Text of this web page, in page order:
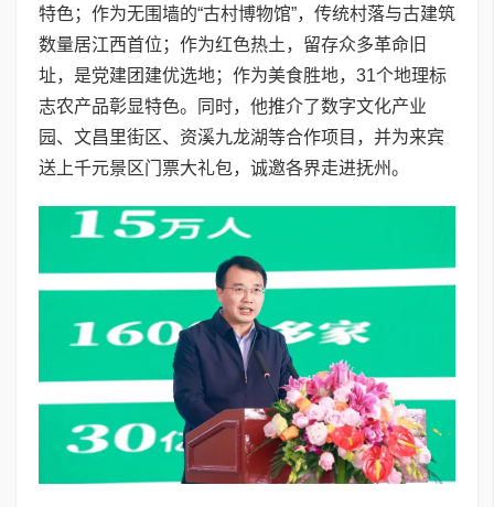
特色；作为无围墙的“古村博物馆”，传统村落与古建筑
数量居江西首位；作为红色热土，留存众多革命旧
址，是党建团建优选地；作为美食胜地，31个地理标
志农产品彰显特色。同时，他推介了数字文化产业
园、文昌里街区、资溪九龙湖等合作项目，并为来宾
送上千元景区门票大礼包，诚邀各界走进抚州。